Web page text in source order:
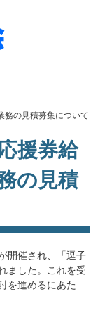
務の見積募集について
援券給
の見積
開催され、「逗子
ました。これを受
を進めるにあた